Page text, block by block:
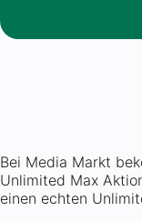
Bei Media Markt
Unlimited Max
einen echten